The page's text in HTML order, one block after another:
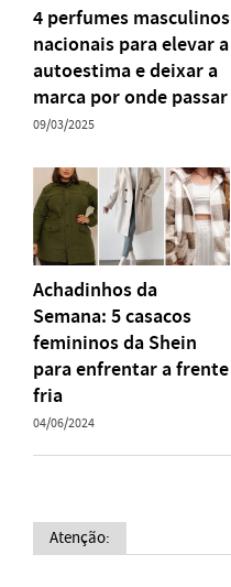
4 perfumes masculinos
nacionais para elevar a
autoestima e deixar a
marca por onde passar
09/03/2025
Achadinhos da
Semana: 5 casacos
femininos da Shein
para enfrentar a frente
fria
04/06/2024
Atenção: